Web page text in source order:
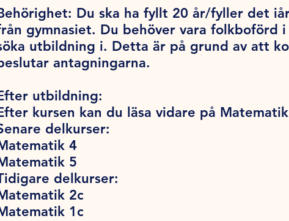
Du ska ha fyllt 20 år/fyller det
gymnasiet. Du behöver vara folkboförd
utbildning i. Detta är på grund av att
antagningarna.
utbildning:
kursen kan du läsa vidare på
delkurser:
4
5
delkurser:
2c
1c